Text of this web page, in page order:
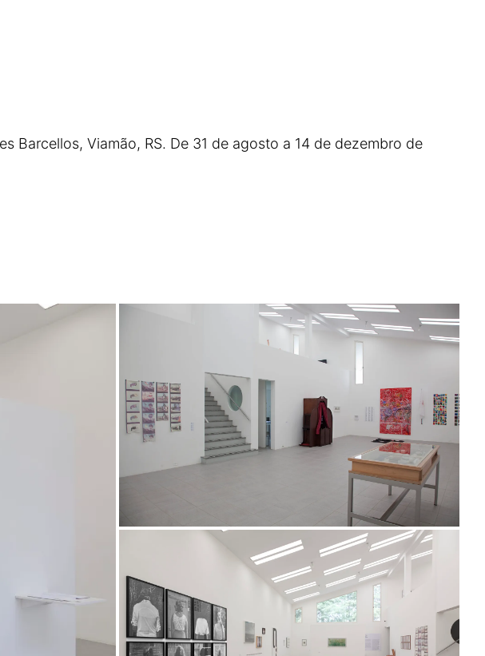
Barcellos, Viamão, RS. De 31 de agosto a 14 de dezembro de